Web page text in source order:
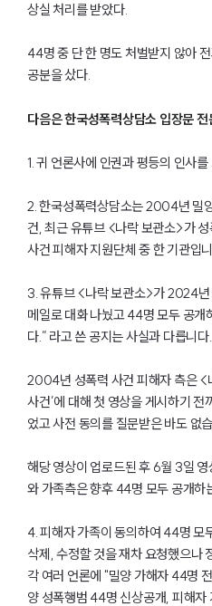
상실 처리를 받았다.
44명 중 단 한 명도 처벌받지 않아
공분을 샀다.
다음은 한국성폭력상담소 입장문 전
1. 귀 언론사에 인권과 평등의 인사
2. 한국성폭력상담소는 2004년 밀
건, 최근 유튜브 <나락 보관소>가
사건 피해자 지원단체 중 한 기관입
3. 유튜브 <나락 보관소>가 2024
메일로 대화 나눴고 44명 모두 공개
다.” 라고 쓴 공지는 사실과 다릅니다.
2004년 성폭력 사건 피해자 측은 <
사건’에 대해 첫 영상을 게시하기
었고 사전 동의를 질문받은 바도 없
해당 영상이 업로드된 후 6월 3일
와 가족측은 향후 44명 모두 공개하
4. 피해자 가족이 동의하여 44명 모
삭제, 수정할 것을 재차 요청했으나
각 여러 언론에 "밀양 가해자 44명
양 성폭행범 44명 신상공개, 피해